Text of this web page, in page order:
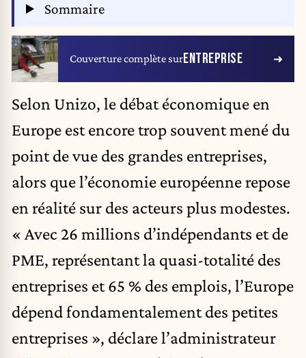
Sommaire
Couverture complète surENTREPRISE
Selon Unizo, le débat économique en
Europe est encore trop souvent mené du
point de vue des grandes entreprises,
alors que l’économie européenne repose
en réalité sur des acteurs plus modestes.
« Avec 26 millions d’indépendants et de
PME, représentant la quasi-totalité des
entreprises et 65 % des emplois, l’Europe
dépend fondamentalement des petites
entreprises », déclare l’administrateur